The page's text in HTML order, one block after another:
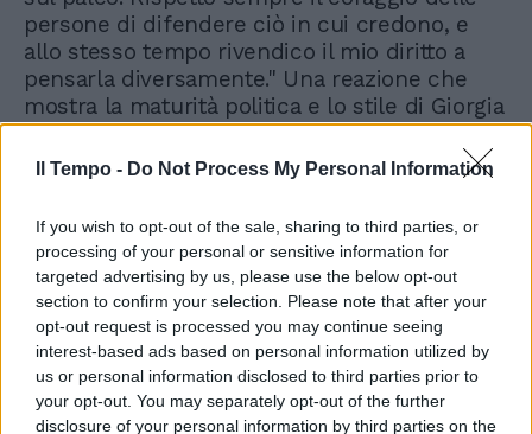
Il Tempo - Do Not Process My Personal Information
If you wish to opt-out of the sale, sharing to third parties, or
processing of your personal or sensitive information for
targeted advertising by us, please use the below opt-out
section to confirm your selection. Please note that after your
opt-out request is processed you may continue seeing
interest-based ads based on personal information utilized by
us or personal information disclosed to third parties prior to
your opt-out. You may separately opt-out of the further
disclosure of your personal information by third parties on the
persone di difendere ciò in cui credono, e
allo stesso tempo rivendico il mio diritto a
pensarla diversamente." Una reazione che
mostra la maturità politica e lo stile di Giorgia
Meloni. Da applausi.
"Così chiedono il pizzo per
lavorare". Ira Meloni sui
controlli anti-evasione dello
Stato